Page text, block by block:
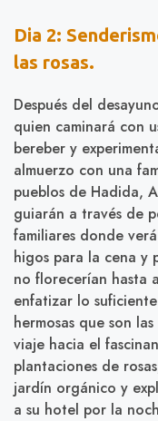
Dia 2:
las rosas.
Después del
quien caminará con
bereber y
almuerzo con una
pueblos de Hadida,
guiarán a través de
familiares donde
higos para la cena y
no florecerían hasta
enfatizar lo
hermosas que son
viaje hacia el
plantaciones de
jardín orgánico y
a su hotel por la